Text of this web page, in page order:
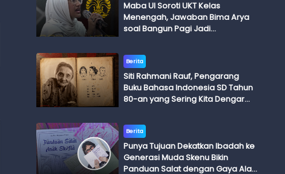
Maba UI Soroti UKT Kelas
Menengah, Jawaban Bima Arya
soal Bangun Pagi Jadi
Berita
Siti Rahmani Rauf, Pengarang
Buku Bahasa Indonesia SD Tahun
80-an yang Sering Kita Dengar
Adik Budi
Berita
Punya Tujuan Dekatkan Ibadah ke
Generasi Muda Skenu Bikin
Panduan Salat dengan Gaya Ala